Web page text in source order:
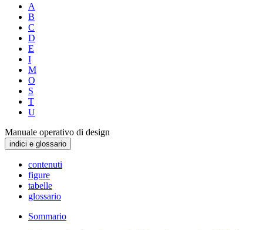
A
B
C
D
E
I
M
O
S
T
U
Manuale operativo di design
indici e glossario
contenuti
figure
tabelle
glossario
Sommario